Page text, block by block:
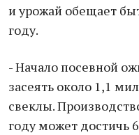
и урожай обещает
году.
- Начало посевной
засеять около 1,1
свеклы.
году может достичь